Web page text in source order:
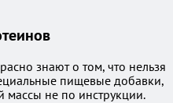
знают о том, что нельзя
пищевые добавки,
не по инструкции.